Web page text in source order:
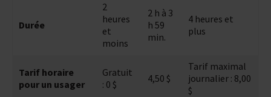
Durée
2
heures
et
moins
2 h à 3
h 59
min.
4 heures et
plus
Tarif horaire
pour un usager
Gratuit
: 0 $
4,50 $
Tarif maximal
journalier : 8,00
$